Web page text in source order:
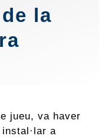
la
jueu, va haver
a